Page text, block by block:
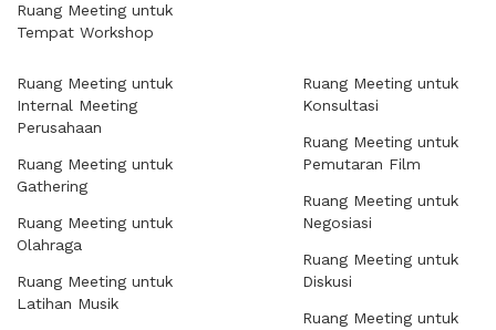
Ruang Meeting untuk
Tempat Workshop
Ruang Meeting untuk
Internal Meeting
Perusahaan
Ruang Meeting untuk
Gathering
Ruang Meeting untuk
Olahraga
Ruang Meeting untuk
Latihan Musik
Ruang Meeting untuk
Konsultasi
Ruang Meeting untuk
Pemutaran Film
Ruang Meeting untuk
Negosiasi
Ruang Meeting untuk
Diskusi
Ruang Meeting untuk